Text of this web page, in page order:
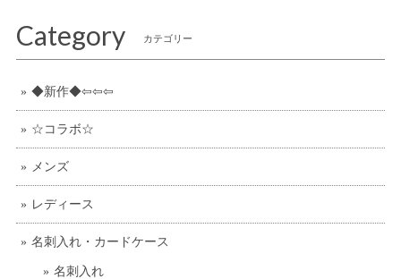
Category カテゴリー
◆新作◆⇦⇦⇦
☆コラボ☆
メンズ
レディース
名刺入れ・カードケース
名刺入れ